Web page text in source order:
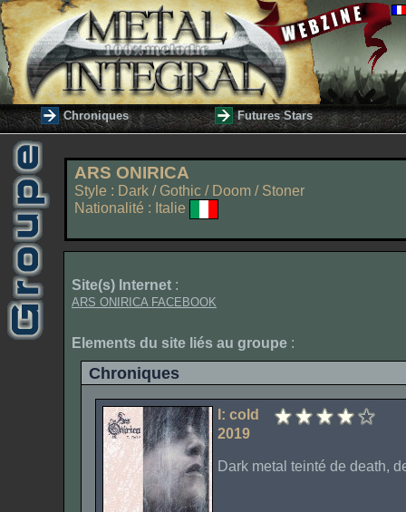
Chroniques Futures Stars
ARS ONIRICA
Style : Dark / Gothic / Doom / Stoner
Nationalité : Italie
Site(s) Internet :
ARS ONIRICA FACEBOOK
Elements du site liés au groupe :
Chroniques
I: cold
2019
Dark metal teinté de death,